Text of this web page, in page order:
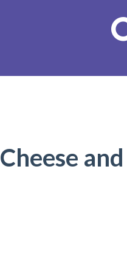
Cheese